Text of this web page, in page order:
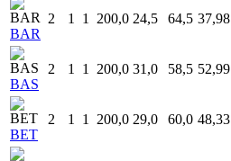
BAR
2 1 1 200,0 24,5 64,5 37,98
BAS
2 1 1 200,0 31,0 58,5 52,99
BET
2 1 1 200,0 29,0 60,0 48,33